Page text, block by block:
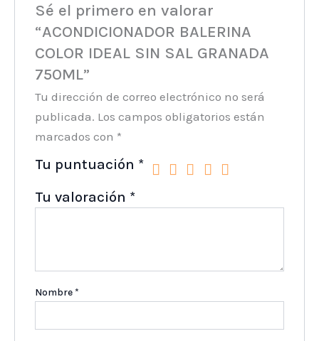
Sé el primero en valorar
“ACONDICIONADOR BALERINA
COLOR IDEAL SIN SAL GRANADA
750ML”
Tu dirección de correo electrónico no será
publicada. Los campos obligatorios están
marcados con *
Tu puntuación *
Tu valoración *
Nombre *